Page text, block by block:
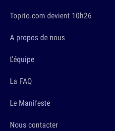
Topito.com devient 10h26
A propos de nous
L'équipe
La FAQ
Le Manifeste
Nous contacter